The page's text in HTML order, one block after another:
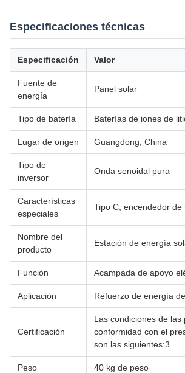
Especificaciones técnicas
Especificación Valor
Fuente de
energía
Panel solar
Tipo de batería Baterías de iones de
Lugar de origen Guangdong, China
Tipo de
inversor
Onda senoidal pura
Características
especiales
Tipo C, encendedor de
Nombre del
producto
Estación de energía
Función Acampada de apoyo
Aplicación Refuerzo de energía
Certificación
Las condiciones de las
conformidad con el
son las siguientes:3
Peso 40 kg de peso